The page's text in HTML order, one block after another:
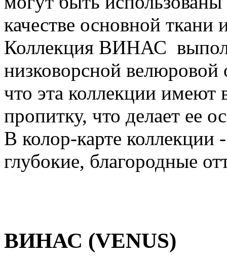
качестве основной ткани
Коллекция ВИНАС
низковорсной велюровой
что эта коллекции
пропитку, что делает ее
В колор-карте коллекции
глубокие, благородные
ВИНАС (VENUS)